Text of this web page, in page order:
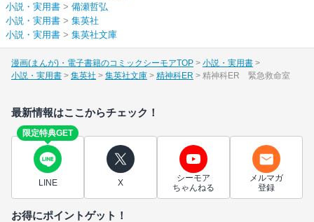
小説・実用書 > 備瀬哲弘
小説・実用書 > 集英社
小説・実用書 > 集英社文庫
漫画(まんが)・電子書籍のコミックシーモアTOP
小説・実用書
小説・実用書
集英社 集英社文庫 精神科ER 精神科ER 緊急救命室
最新情報はここからチェック！
限定特典GET
LINE X
シーモア
ちゃんねる
メルマガ
登録
お得にポイントゲット！